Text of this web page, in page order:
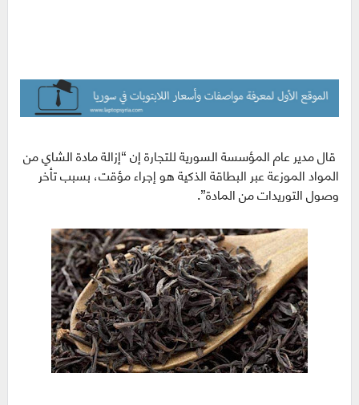
قال مدير عام المؤسسة السورية للتجارة إن “إزالة مادة الشاي من
المواد الموزعة عبر البطاقة الذكية هو إجراء مؤقت، بسبب تأخر
وصول التوريدات من المادة”.